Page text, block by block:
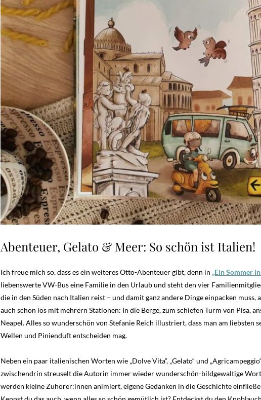
Abenteuer, Gelato & Meer: So schön ist Italien!
Ich freue mich so, dass es ein weiteres Otto-Abenteuer gibt, denn in „Ein Sommer
liebenswerte VW-Bus eine Familie in den Urlaub und steht den vier
die in den Süden nach Italien reist – und damit ganz andere Dinge einpacken
auch schon los mit mehrern Stationen: In die Berge, zum schiefen Turm von Pisa,
Neapel. Alles so wunderschön von Stefanie Reich illustriert, dass man am liebsten
Wellen und Pinienduft entscheiden mag.
Neben ein paar italienischen Worten wie „Dolve Vita“, „Gelato“ und
zwischendrin streuselt die Autorin immer wieder wunderschön-bildgewaltige
werden kleine Zuhörer:innen animiert, eigene Gedanken in die Geschichte